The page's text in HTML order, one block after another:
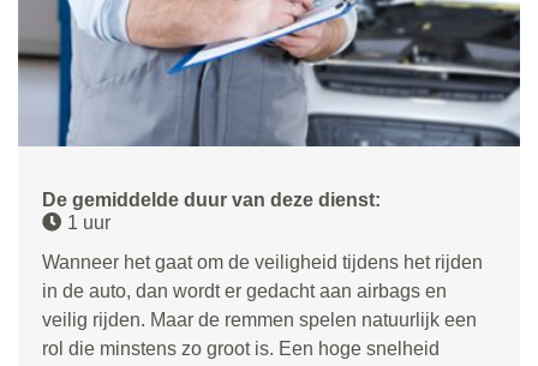
De gemiddelde duur van deze dienst:
1 uur
Wanneer het gaat om de veiligheid tijdens het rijden
in de auto, dan wordt er gedacht aan airbags en
veilig rijden. Maar de remmen spelen natuurlijk een
rol die minstens zo groot is. Een hoge snelheid